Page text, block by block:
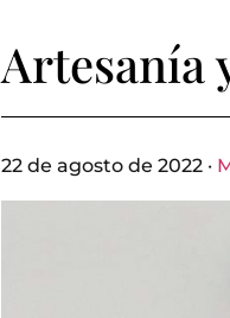
Artesanía
22 de agosto de 2022 ·